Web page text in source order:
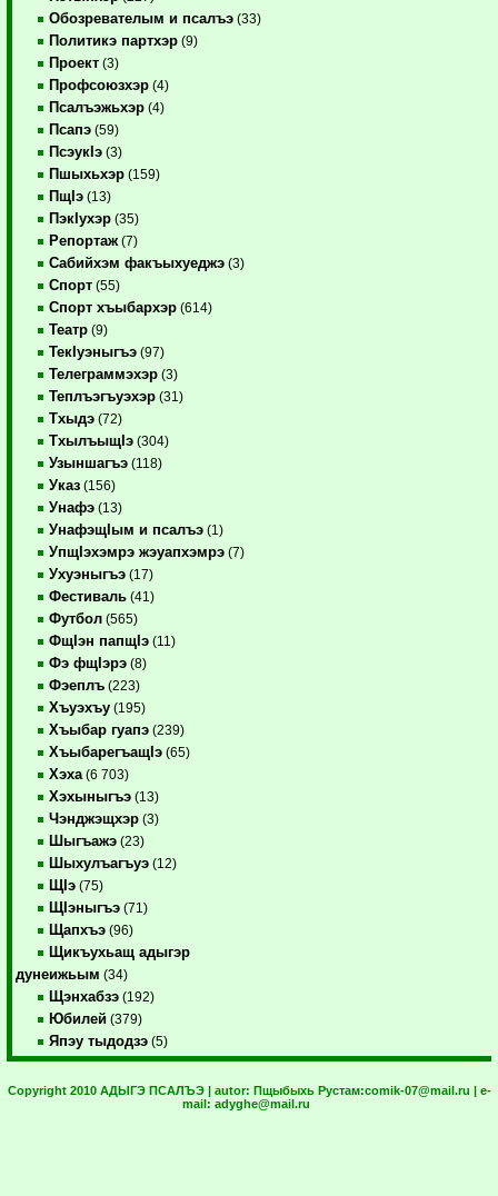
Обозревателым и псалъэ (33)
Политикэ партхэр (9)
Проект (3)
Профсоюзхэр (4)
Псалъэжьхэр (4)
Псапэ (59)
ПсэукIэ (3)
Пшыхьхэр (159)
ПщIэ (13)
ПэкIухэр (35)
Репортаж (7)
Сабийхэм факъыхуеджэ (3)
Спорт (55)
Спорт хъыбархэр (614)
Театр (9)
ТекIуэныгъэ (97)
Телеграммэхэр (3)
Теплъэгъуэхэр (31)
Тхыдэ (72)
ТхылъыщIэ (304)
Узыншагъэ (118)
Указ (156)
Унафэ (13)
УнафэщIым и псалъэ (1)
УпщIэхэмрэ жэуапхэмрэ (7)
Ухуэныгъэ (17)
Фестиваль (41)
Футбол (565)
ФщIэн папщIэ (11)
Фэ фщIэрэ (8)
Фэеплъ (223)
Хъуэхъу (195)
Хъыбар гуапэ (239)
ХъыбарегъащIэ (65)
Хэха (6 703)
Хэхыныгъэ (13)
Чэнджэщхэр (3)
Шыгъажэ (23)
Шыхулъагъуэ (12)
ЩIэ (75)
ЩIэныгъэ (71)
Щапхъэ (96)
Щикъухьащ адыгэр
дунеижьым (34)
Щэнхабзэ (192)
Юбилей (379)
Япэу тыдодзэ (5)
Copyright 2010 АДЫГЭ ПСАЛЪЭ | autor: Пщыбыхь Рустам:comik-07@mail.ru | e-
mail: adyghe@mail.ru